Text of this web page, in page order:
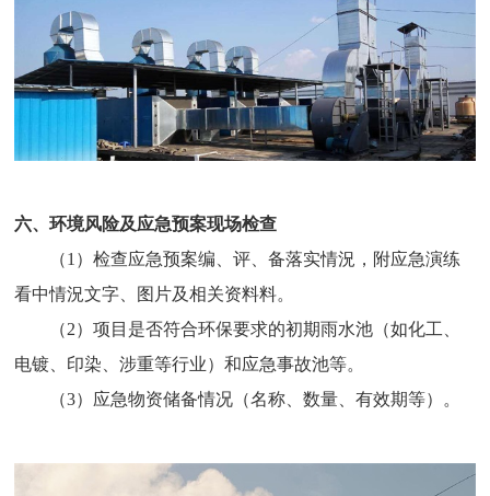
六、环境风险及应急预案现场检查
（1）检查应急预案编、评、备落实情況，附应急演练
看中情況文字、图片及相关资料料。
（2）项目是否符合环保要求的初期雨水池（如化工、
电镀、印染、涉重等行业）和应急事故池等。
（3）应急物资储备情况（名称、数量、有效期等）。